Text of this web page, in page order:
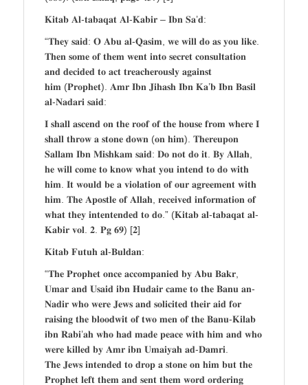
𝐊𝐢𝐭𝐚𝐛 𝐀𝐥-𝐭𝐚𝐛𝐚𝐪𝐚𝐭 𝐀𝐥-𝐊𝐚𝐛𝐢𝐫 – 𝐈𝐛𝐧 𝐒𝐚’𝐝:
“𝐓𝐡𝐞𝐲 𝐬𝐚𝐢𝐝: 𝐎 𝐀𝐛𝐮 𝐚𝐥-𝐐𝐚𝐬𝐢𝐦, 𝐰𝐞 𝐰𝐢𝐥𝐥 𝐝𝐨 𝐚𝐬 𝐲𝐨𝐮 𝐥𝐢𝐤𝐞.
𝐓𝐡𝐞𝐧 𝐬𝐨𝐦𝐞 𝐨𝐟 𝐭𝐡𝐞𝐦 𝐰𝐞𝐧𝐭 𝐢𝐧𝐭𝐨 𝐬𝐞𝐜𝐫𝐞𝐭 𝐜𝐨𝐧𝐬𝐮𝐥𝐭𝐚𝐭𝐢𝐨𝐧
𝐚𝐧𝐝 𝐝𝐞𝐜𝐢𝐝𝐞𝐝 𝐭𝐨 𝐚𝐜𝐭 𝐭𝐫𝐞𝐚𝐜𝐡𝐞𝐫𝐨𝐮𝐬𝐥𝐲 𝐚𝐠𝐚𝐢𝐧𝐬𝐭
𝐡𝐢𝐦 (𝐏𝐫𝐨𝐩𝐡𝐞𝐭). 𝐀𝐦𝐫 𝐈𝐛𝐧 𝐉𝐢𝐡𝐚𝐬𝐡 𝐈𝐛𝐧 𝐊𝐚’𝐛 𝐈𝐛𝐧 𝐁𝐚𝐬𝐢𝐥
𝐚𝐥-𝐍𝐚𝐝𝐚𝐫𝐢 𝐬𝐚𝐢𝐝:
𝐈 𝐬𝐡𝐚𝐥𝐥 𝐚𝐬𝐜𝐞𝐧𝐝 𝐨𝐧 𝐭𝐡𝐞 𝐫𝐨𝐨𝐟 𝐨𝐟 𝐭𝐡𝐞 𝐡𝐨𝐮𝐬𝐞 𝐟𝐫𝐨𝐦 𝐰𝐡𝐞𝐫𝐞 𝐈
𝐬𝐡𝐚𝐥𝐥 𝐭𝐡𝐫𝐨𝐰 𝐚 𝐬𝐭𝐨𝐧𝐞 𝐝𝐨𝐰𝐧 (𝐨𝐧 𝐡𝐢𝐦). 𝐓𝐡𝐞𝐫𝐞𝐮𝐩𝐨𝐧
𝐒𝐚𝐥𝐥𝐚𝐦 𝐈𝐛𝐧 𝐌𝐢𝐬𝐡𝐤𝐚𝐦 𝐬𝐚𝐢𝐝: 𝐃𝐨 𝐧𝐨𝐭 𝐝𝐨 𝐢𝐭. 𝐁𝐲 𝐀𝐥𝐥𝐚𝐡,
𝐡𝐞 𝐰𝐢𝐥𝐥 𝐜𝐨𝐦𝐞 𝐭𝐨 𝐤𝐧𝐨𝐰 𝐰𝐡𝐚𝐭 𝐲𝐨𝐮 𝐢𝐧𝐭𝐞𝐧𝐝 𝐭𝐨 𝐝𝐨 𝐰𝐢𝐭𝐡
𝐡𝐢𝐦. 𝐈𝐭 𝐰𝐨𝐮𝐥𝐝 𝐛𝐞 𝐚 𝐯𝐢𝐨𝐥𝐚𝐭𝐢𝐨𝐧 𝐨𝐟 𝐨𝐮𝐫 𝐚𝐠𝐫𝐞𝐞𝐦𝐞𝐧𝐭 𝐰𝐢𝐭𝐡
𝐡𝐢𝐦. 𝐓𝐡𝐞 𝐀𝐩𝐨𝐬𝐭𝐥𝐞 𝐨𝐟 𝐀𝐥𝐥𝐚𝐡, 𝐫𝐞𝐜𝐞𝐢𝐯𝐞𝐝 𝐢𝐧𝐟𝐨𝐫𝐦𝐚𝐭𝐢𝐨𝐧 𝐨𝐟
𝐰𝐡𝐚𝐭 𝐭𝐡𝐞𝐲 𝐢𝐧𝐭𝐞𝐧𝐭𝐞𝐧𝐝𝐞𝐝 𝐭𝐨 𝐝𝐨.” (𝐊𝐢𝐭𝐚𝐛 𝐚𝐥-𝐭𝐚𝐛𝐚𝐪𝐚𝐭 𝐚𝐥-
𝐊𝐚𝐛𝐢𝐫 𝐯𝐨𝐥. 𝟐. 𝐏𝐠 𝟔𝟗) [𝟐]
𝐊𝐢𝐭𝐚𝐛 𝐅𝐮𝐭𝐮𝐡 𝐚𝐥-𝐁𝐮𝐥𝐝𝐚𝐧:
“𝐓𝐡𝐞 𝐏𝐫𝐨𝐩𝐡𝐞𝐭 𝐨𝐧𝐜𝐞 𝐚𝐜𝐜𝐨𝐦𝐩𝐚𝐧𝐢𝐞𝐝 𝐛𝐲 𝐀𝐛𝐮 𝐁𝐚𝐤𝐫,
𝐔𝐦𝐚𝐫 𝐚𝐧𝐝 𝐔𝐬𝐚𝐢𝐝 𝐢𝐛𝐧 𝐇𝐮𝐝𝐚𝐢𝐫 𝐜𝐚𝐦𝐞 𝐭𝐨 𝐭𝐡𝐞 𝐁𝐚𝐧𝐮 𝐚𝐧-
𝐍𝐚𝐝𝐢𝐫 𝐰𝐡𝐨 𝐰𝐞𝐫𝐞 𝐉𝐞𝐰𝐬 𝐚𝐧𝐝 𝐬𝐨𝐥𝐢𝐜𝐢𝐭𝐞𝐝 𝐭𝐡𝐞𝐢𝐫 𝐚𝐢𝐝 𝐟𝐨𝐫
𝐫𝐚𝐢𝐬𝐢𝐧𝐠 𝐭𝐡𝐞 𝐛𝐥𝐨𝐨𝐝𝐰𝐢𝐭 𝐨𝐟 𝐭𝐰𝐨 𝐦𝐞𝐧 𝐨𝐟 𝐭𝐡𝐞 𝐁𝐚𝐧𝐮-𝐊𝐢𝐥𝐚𝐛
𝐢𝐛𝐧 𝐑𝐚𝐛𝐢’𝐚𝐡 𝐰𝐡𝐨 𝐡𝐚𝐝 𝐦𝐚𝐝𝐞 𝐩𝐞𝐚𝐜𝐞 𝐰𝐢𝐭𝐡 𝐡𝐢𝐦 𝐚𝐧𝐝 𝐰𝐡𝐨
𝐰𝐞𝐫𝐞 𝐤𝐢𝐥𝐥𝐞𝐝 𝐛𝐲 𝐀𝐦𝐫 𝐢𝐛𝐧 𝐔𝐦𝐚𝐢𝐲𝐚𝐡 𝐚𝐝-𝐃𝐚𝐦𝐫𝐢.
𝐓𝐡𝐞 𝐉𝐞𝐰𝐬 𝐢𝐧𝐭𝐞𝐧𝐝𝐞𝐝 𝐭𝐨 𝐝𝐫𝐨𝐩 𝐚 𝐬𝐭𝐨𝐧𝐞 𝐨𝐧 𝐡𝐢𝐦 𝐛𝐮𝐭 𝐭𝐡𝐞
𝐏𝐫𝐨𝐩𝐡𝐞𝐭 𝐥𝐞𝐟𝐭 𝐭𝐡𝐞𝐦 𝐚𝐧𝐝 𝐬𝐞𝐧𝐭 𝐭𝐡𝐞𝐦 𝐰𝐨𝐫𝐝 𝐨𝐫𝐝𝐞𝐫𝐢𝐧𝐠